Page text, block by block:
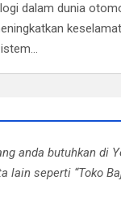
dalam dunia
anda butuhkan di
lain seperti “Toko